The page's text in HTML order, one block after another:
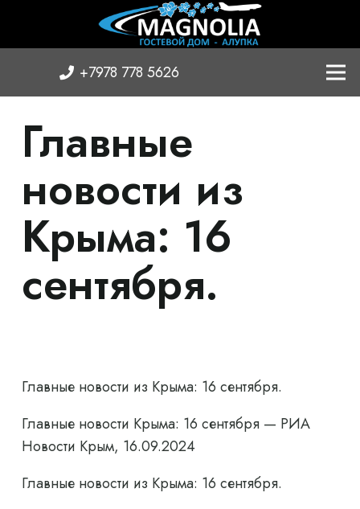
+7978 778 5626
Главные
новости из
Крыма: 16
сентября.
Главные новости из Крыма: 16 сентября.
Главные новости Крыма: 16 сентября — РИА
Новости Крым, 16.09.2024
Главные новости из Крыма: 16 сентября.